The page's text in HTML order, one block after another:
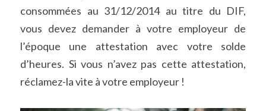
consommées au 31/12/2014 au titre du DIF,
vous devez demander à votre employeur de
l’époque une attestation avec votre solde
d’heures. Si vous n’avez pas cette attestation,
réclamez-la vite à votre employeur !